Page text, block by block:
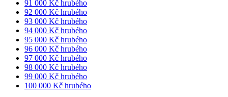
91 000 Kč hrubého
92 000 Kč hrubého
93 000 Kč hrubého
94 000 Kč hrubého
95 000 Kč hrubého
96 000 Kč hrubého
97 000 Kč hrubého
98 000 Kč hrubého
99 000 Kč hrubého
100 000 Kč hrubého